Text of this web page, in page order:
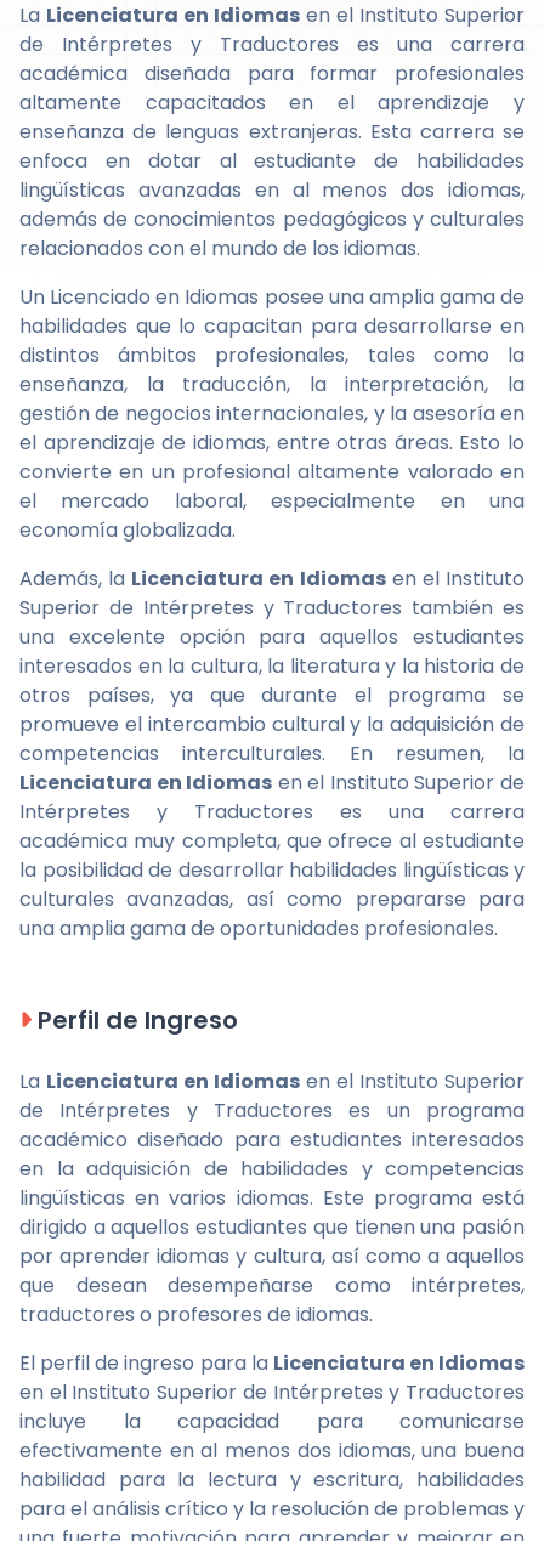
La Licenciatura en Idiomas en el Instituto Superior
de Intérpretes y Traductores es una carrera
académica diseñada para formar profesionales
altamente capacitados en el aprendizaje y
enseñanza de lenguas extranjeras. Esta carrera se
enfoca en dotar al estudiante de habilidades
lingüísticas avanzadas en al menos dos idiomas,
además de conocimientos pedagógicos y culturales
relacionados con el mundo de los idiomas.
Un Licenciado en Idiomas posee una amplia gama de
habilidades que lo capacitan para desarrollarse en
distintos ámbitos profesionales, tales como la
enseñanza, la traducción, la interpretación, la
gestión de negocios internacionales, y la asesoría en
el aprendizaje de idiomas, entre otras áreas. Esto lo
convierte en un profesional altamente valorado en
el mercado laboral, especialmente en una
economía globalizada.
Además, la Licenciatura en Idiomasen el Instituto
Superior de Intérpretes y Traductores también es
una excelente opción para aquellos estudiantes
interesados en la cultura, la literatura y la historia de
otros países, ya que durante el programa se
promueve el intercambio cultural y la adquisición de
competencias interculturales. En resumen, la
Licenciatura en Idiomas en el Instituto Superior de
Intérpretes y Traductores es una carrera
académica muy completa, que ofrece al estudiante
la posibilidad de desarrollar habilidades lingüísticas y
culturales avanzadas, así como prepararse para
una amplia gama de oportunidades profesionales.
Perfil de Ingreso
La Licenciatura en Idiomas en el Instituto Superior
de Intérpretes y Traductores es un programa
académico diseñado para estudiantes interesados
en la adquisición de habilidades y competencias
lingüísticas en varios idiomas. Este programa está
dirigido a aquellos estudiantes que tienen una pasión
por aprender idiomas y cultura, así como a aquellos
que desean desempeñarse como intérpretes,
traductores o profesores de idiomas.
El perfil de ingreso para la Licenciatura en Idiomas
en el Instituto Superior de Intérpretes y Traductores
incluye la capacidad para comunicarse
efectivamente en al menos dos idiomas, una buena
habilidad para la lectura y escritura, habilidades
para el análisis crítico y la resolución de problemas y